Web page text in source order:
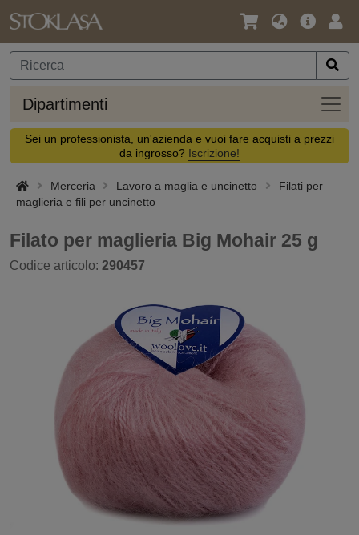
Lingua
Valuta
Offerta
Dipartimenti
Sei un professionista, un'azienda e vuoi fare acquisti a prezzi
da ingrosso? Iscrizione!
Merceria Lavoro a maglia e uncinetto
Filati per
maglieria e fili per uncinetto
Filato per maglieria Big Mohair 25 g
Codice articolo: 290457